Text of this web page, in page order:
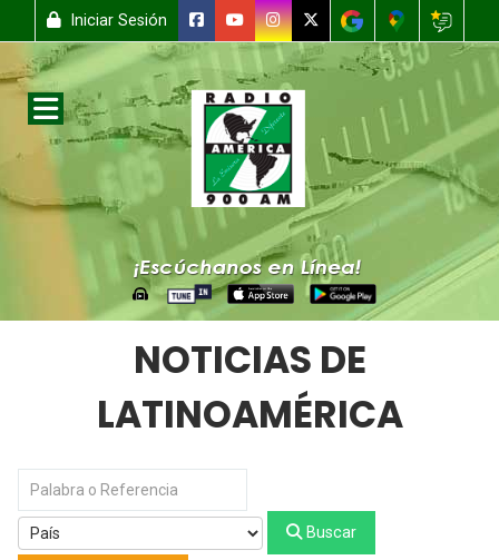
Iniciar Sesión
NOTICIAS DE
LATINOAMÉRICA
Buscar